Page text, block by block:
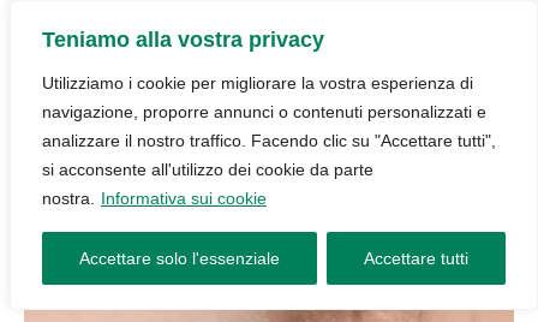
Teniamo alla vostra privacy
Utilizziamo i cookie per migliorare la vostra esperienza di
navigazione, proporre annunci o contenuti personalizzati e
analizzare il nostro traffico. Facendo clic su "Accettare tutti",
si acconsente all'utilizzo dei cookie da parte
nostra.
Informativa sui cookie
Accettare solo l'essenziale Accettare tutti